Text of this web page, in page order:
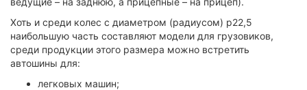
Хоть и среди колес с диаметром (радиусом) р22,5
наибольшую часть составляют модели для грузовиков,
среди продукции этого размера можно встретить
автошины для:
легковых машин;